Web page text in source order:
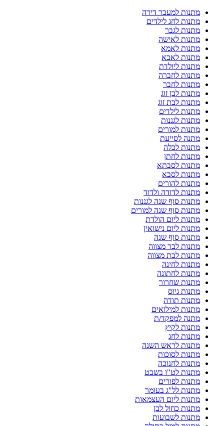
מתנות למעבר דירה
מתנות לחג לילדים
מתנות לגבר
מתנות לאישה
מתנות לאמא
מתנות לאבא
מתנות ליולדת
מתנות לחברה
מתנות לחבר
מתנות לבן זוג
מתנות לבת זוג
מתנות לילדים
מתנות לגננות
מתנות למורים
מתנה לסייעת
מתנות לכלה
מתנות לחתן
מתנות לסבתא
מתנות לסבא
מתנות להורים
מתנות לדודה ולדוד
מתנות סוף שנה לגננות
מתנות סוף שנה למורים
מתנות ליום הולדת
מתנות ליום נישואין
מתנות סוף שנה
מתנות לבר מצווה
מתנות לבת מצווה
מתנות לחינה
מתנות לחתונה
מתנות שחרור
מתנות גיוס
מתנות תודה
מתנות למילואים
מתנה למפקד/ת
מתנות לקיץ
מתנות לחג
מתנות לראש השנה
מתנות לסוכות
מתנות לחנוכה
מתנות לט"ו בשבט
מתנות לפורים
מתנות לל"ג בעומר
מתנות ליום העצמאות
מתנות כחול לבן
מתנות לשבועות